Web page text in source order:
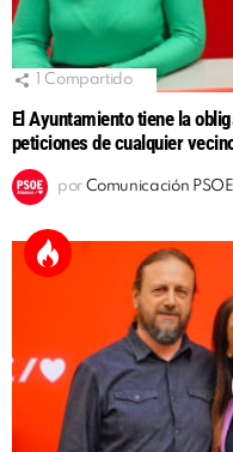
Compartido
El Ayuntamiento tiene la
peticiones de cualquier
por Comunicación PSOE